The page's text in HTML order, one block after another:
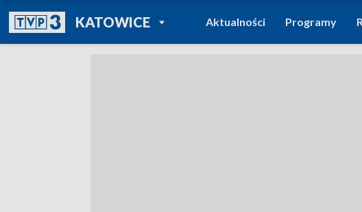
KATOWICEPOWRÓT DO
TVP REGIONY
Aktualności Programy